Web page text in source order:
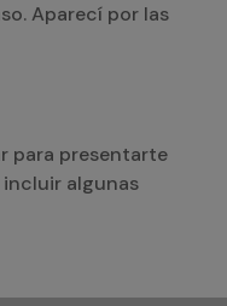
Aparecí por las
para presentarte
algunas